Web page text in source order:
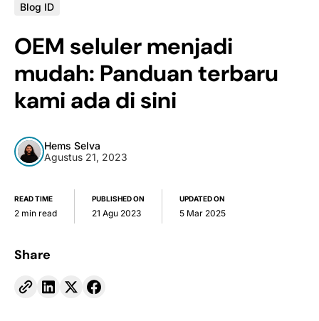
Blog ID
OEM seluler menjadi
mudah: Panduan terbaru
kami ada di sini
Hems Selva
Agustus 21, 2023
READ TIME
2 min read
PUBLISHED ON
21 Agu 2023
UPDATED ON
5 Mar 2025
Share